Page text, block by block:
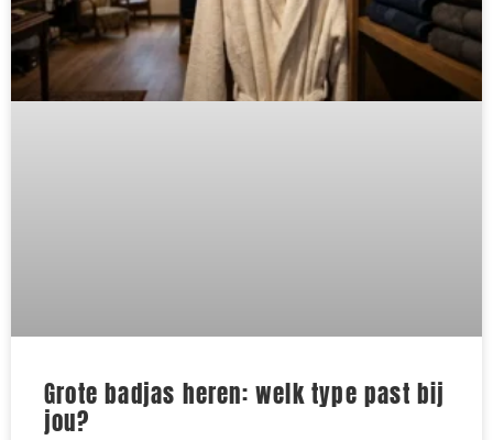
Grote badjas heren: welk type past bij
jou?